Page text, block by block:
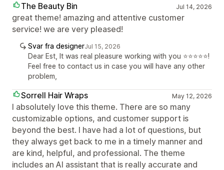
The Beauty Bin Jul 14, 2026
great theme! amazing and attentive customer
service! we are very pleased!
Svar fra designerJul 15, 2026
Dear Est, It was real pleasure working with you ⭐⭐⭐⭐⭐!
Feel free to contact us in case you will have any other
problem,
Sorrell Hair Wraps May 12, 2026
I absolutely love this theme. There are so many
customizable options, and customer support is
beyond the best. I have had a lot of questions, but
they always get back to me in a timely manner and
are kind, helpful, and professional. The theme
includes an AI assistant that is really accurate and